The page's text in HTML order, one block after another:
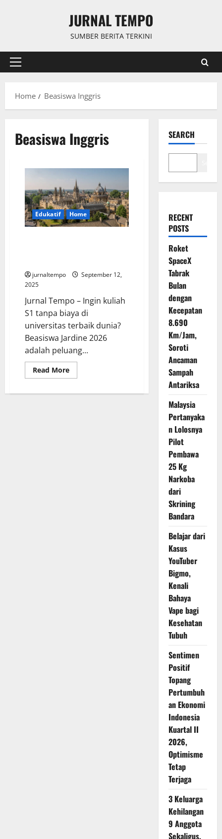
JURNAL TEMPO
SUMBER BERITA TERKINI
Primary
Home
Beasiswa Inggris
Beasiswa Inggris
Edukatif Home
jurnaltempo
September 12,
2025
Jurnal Tempo – Ingin kuliah
S1 tanpa biaya di
universitas terbaik dunia?
Beasiswa Jardine 2026
adalah peluang...
Read MoreRead
more
Gratis
SEARCH
RECENT
POSTS
Roket
SpaceX
Tabrak
Bulan
dengan
Kecepatan
8.690
Km/Jam,
Soroti
Ancaman
Sampah
Antariksa
Malaysia
Pertanyaka
n Lolosnya
Pilot
Pembawa
25 Kg
Narkoba
dari
Skrining
Bandara
Belajar dari
Kasus
YouTuber
Bigmo,
Kenali
Bahaya
Vape bagi
Kesehatan
Tubuh
Sentimen
Positif
Topang
Pertumbuh
an Ekonomi
Indonesia
Kuartal II
2026,
Optimisme
Tetap
Terjaga
3 Keluarga
Kehilangan
9 Anggota
Sekaligus,